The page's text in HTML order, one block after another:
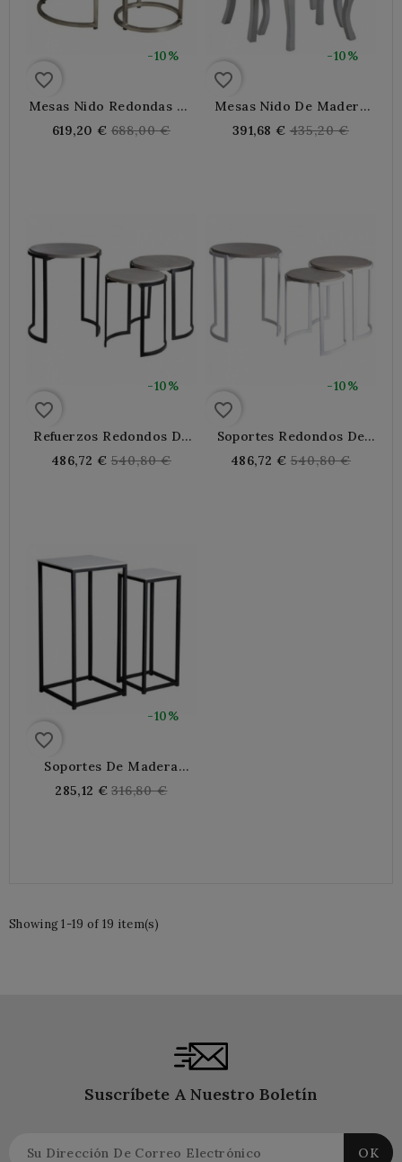
-10%
favorite_border
Mesas Nido Redondas De
Acero Y Madera Maciza
619,20 € Regular
688,00 €
-10%
favorite_border
Mesas Nido De Madera
Gris
391,68 € Regular
435,20 €
-10%
favorite_border
Refuerzos Redondos De
Metal Y Madera
486,72 € Regular
540,80 €
-10%
favorite_border
Soportes Redondos De
Metal Blanco Y Madera
486,72 € Regular
540,80 €
-10%
favorite_border
Soportes De Madera
Blanca Y Metal
285,12 € Regular
316,80 €
Showing 1-19 of 19 item(s)
Suscríbete A Nuestro Boletín